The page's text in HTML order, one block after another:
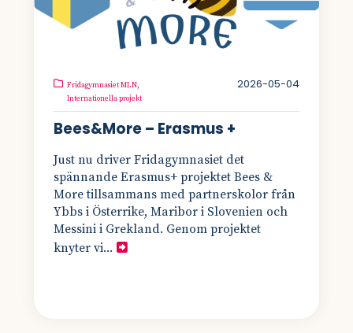
Fridagymnasiet MLN,
Internationella projekt
2026-05-04
Bees&More – Erasmus +
Just nu driver Fridagymnasiet det
spännande Erasmus+ projektet Bees &
More tillsammans med partnerskolor från
Ybbs i Österrike, Maribor i Slovenien och
Messini i Grekland. Genom projektet
knyter vi...